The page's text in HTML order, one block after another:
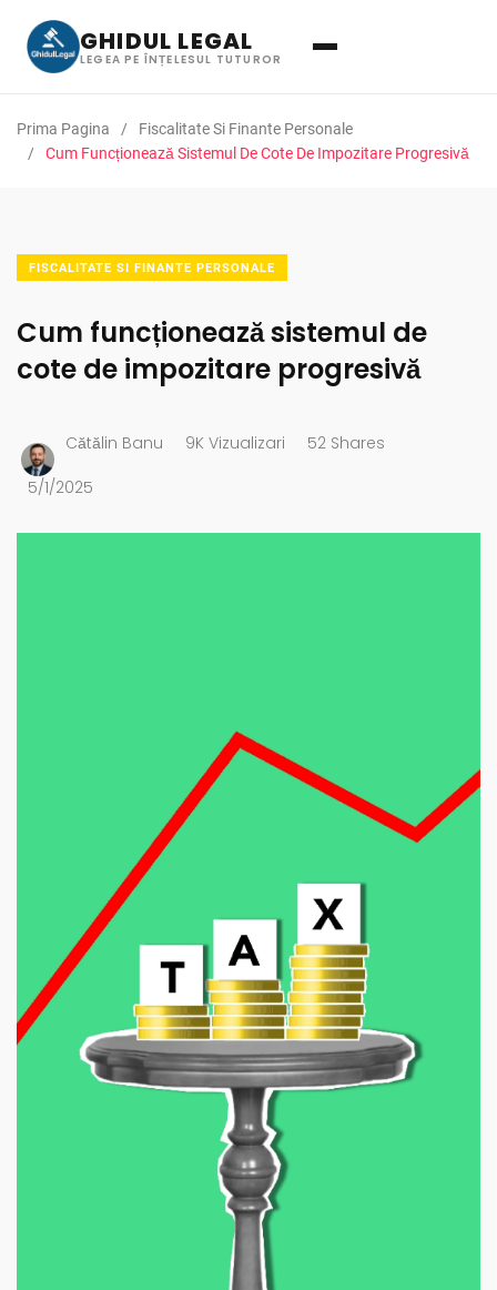
GHIDUL LEGAL
LEGEA PE ÎNȚELESUL TUTUROR
Prima Pagina
Fiscalitate Si Finante Personale
Cum Funcționează Sistemul De Cote De Impozitare Progresivă
FISCALITATE SI FINANTE PERSONALE
Cum funcționează sistemul de
cote de impozitare progresivă
Cătălin Banu 9K Vizualizari 52 Shares
5/1/2025